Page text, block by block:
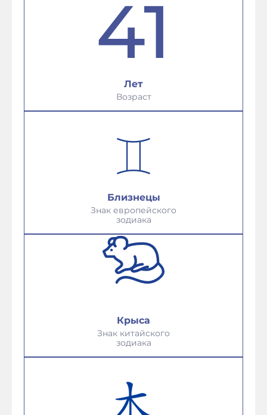
41
Лет
Возраст
Близнецы
Знак европейского
зодиака
Крыса
Знак китайского
зодиака